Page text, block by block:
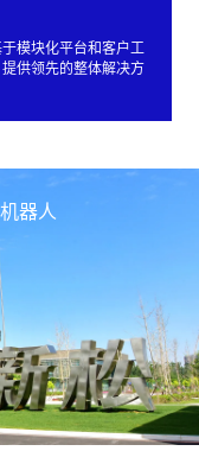
模块化平台和客户工
供领先的整体解决方
器人